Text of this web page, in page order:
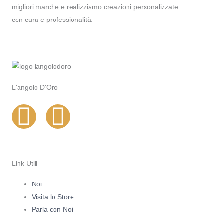
migliori marche e realizziamo creazioni personalizzate
con cura e professionalità.
L'angolo D'Oro
I
n
s
t
a
F
a
b
Link Utili
Noi
Visita lo Store
Parla con Noi